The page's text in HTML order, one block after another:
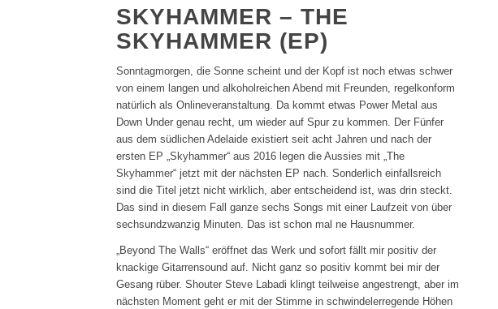
SKYHAMMER – THE
SKYHAMMER (EP)
Sonntagmorgen, die Sonne scheint und der Kopf ist noch etwas schwer
von einem langen und alkoholreichen Abend mit Freunden, regelkonform
natürlich als Onlineveranstaltung. Da kommt etwas Power Metal aus
Down Under genau recht, um wieder auf Spur zu kommen. Der Fünfer
aus dem südlichen Adelaide existiert seit acht Jahren und nach der
ersten EP „Skyhammer“ aus 2016 legen die Aussies mit „The
Skyhammer“ jetzt mit der nächsten EP nach. Sonderlich einfallsreich
sind die Titel jetzt nicht wirklich, aber entscheidend ist, was drin steckt.
Das sind in diesem Fall ganze sechs Songs mit einer Laufzeit von über
sechsundzwanzig Minuten. Das ist schon mal ne Hausnummer.
„Beyond The Walls“ eröffnet das Werk und sofort fällt mir positiv der
knackige Gitarrensound auf. Nicht ganz so positiv kommt bei mir der
Gesang rüber. Shouter Steve Labadi klingt teilweise angestrengt, aber im
nächsten Moment geht er mit der Stimme in schwindelerregende Höhen